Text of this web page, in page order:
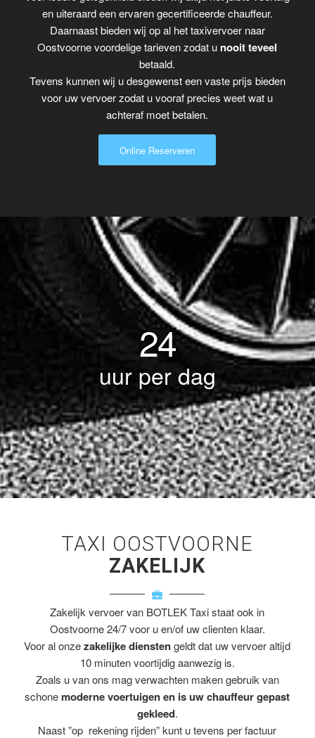
en uiteraard een ervaren gecertificeerde chauffeur.
Daarnaast bieden wij op al het taxivervoer naar
Oostvoorne voordelige tarieven zodat u nooit teveel
betaald.
Tevens kunnen wij u desgewenst een vaste prijs bieden
voor uw vervoer zodat u vooraf precies weet wat u
achteraf moet betalen.
Online Reserveren
24
uur per dag
TAXI OOSTVOORNE
ZAKELIJK
Zakelijk vervoer van BOTLEK Taxi staat ook in
Oostvoorne 24/7 voor u en/of uw clienten klaar.
Voor al onzezakelijke dienstengeldt dat uw vervoer altijd
10 minuten voortijdig aanwezig is.
Zoals u van ons mag verwachten maken gebruik van
schone moderne voertuigen en is uw chauffeur gepast
gekleed.
Naast ”op rekening rijden” kunt u tevens per factuur